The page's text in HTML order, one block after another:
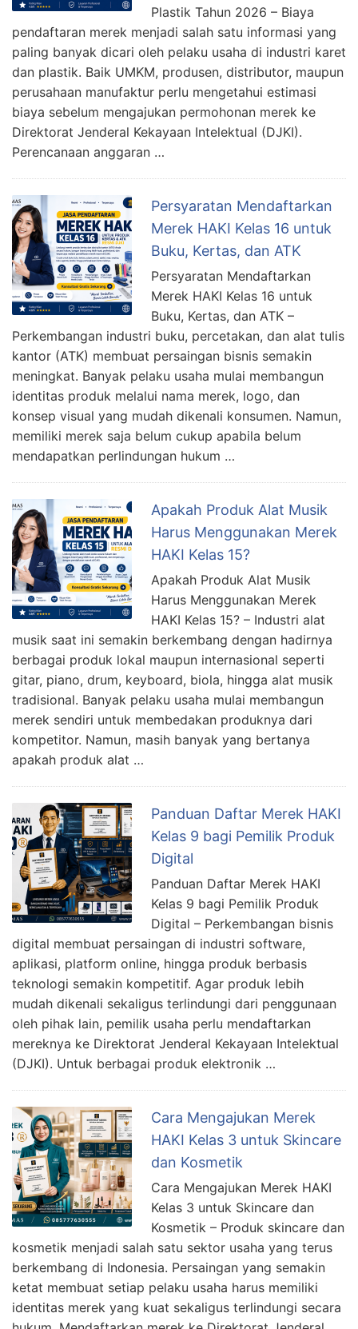
Plastik Tahun 2026 – Biaya
pendaftaran merek menjadi salah satu informasi yang
paling banyak dicari oleh pelaku usaha di industri karet
dan plastik. Baik UMKM, produsen, distributor, maupun
perusahaan manufaktur perlu mengetahui estimasi
biaya sebelum mengajukan permohonan merek ke
Direktorat Jenderal Kekayaan Intelektual (DJKI).
Perencanaan anggaran …
Persyaratan Mendaftarkan
Merek HAKI Kelas 16 untuk
Buku, Kertas, dan ATK
Persyaratan Mendaftarkan
Merek HAKI Kelas 16 untuk
Buku, Kertas, dan ATK –
Perkembangan industri buku, percetakan, dan alat tulis
kantor (ATK) membuat persaingan bisnis semakin
meningkat. Banyak pelaku usaha mulai membangun
identitas produk melalui nama merek, logo, dan
konsep visual yang mudah dikenali konsumen. Namun,
memiliki merek saja belum cukup apabila belum
mendapatkan perlindungan hukum …
Apakah Produk Alat Musik
Harus Menggunakan Merek
HAKI Kelas 15?
Apakah Produk Alat Musik
Harus Menggunakan Merek
HAKI Kelas 15? – Industri alat
musik saat ini semakin berkembang dengan hadirnya
berbagai produk lokal maupun internasional seperti
gitar, piano, drum, keyboard, biola, hingga alat musik
tradisional. Banyak pelaku usaha mulai membangun
merek sendiri untuk membedakan produknya dari
kompetitor. Namun, masih banyak yang bertanya
apakah produk alat …
Panduan Daftar Merek HAKI
Kelas 9 bagi Pemilik Produk
Digital
Panduan Daftar Merek HAKI
Kelas 9 bagi Pemilik Produk
Digital – Perkembangan bisnis
digital membuat persaingan di industri software,
aplikasi, platform online, hingga produk berbasis
teknologi semakin kompetitif. Agar produk lebih
mudah dikenali sekaligus terlindungi dari penggunaan
oleh pihak lain, pemilik usaha perlu mendaftarkan
mereknya ke Direktorat Jenderal Kekayaan Intelektual
(DJKI). Untuk berbagai produk elektronik …
Cara Mengajukan Merek
HAKI Kelas 3 untuk Skincare
dan Kosmetik
Cara Mengajukan Merek HAKI
Kelas 3 untuk Skincare dan
Kosmetik – Produk skincare dan
kosmetik menjadi salah satu sektor usaha yang terus
berkembang di Indonesia. Persaingan yang semakin
ketat membuat setiap pelaku usaha harus memiliki
identitas merek yang kuat sekaligus terlindungi secara